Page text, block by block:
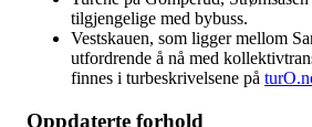
tilgjengelige med bybuss.
Vestskauen, som ligger mellom
utfordrende å nå med
finnes i turbeskrivelsene på
Oppdaterte forhold